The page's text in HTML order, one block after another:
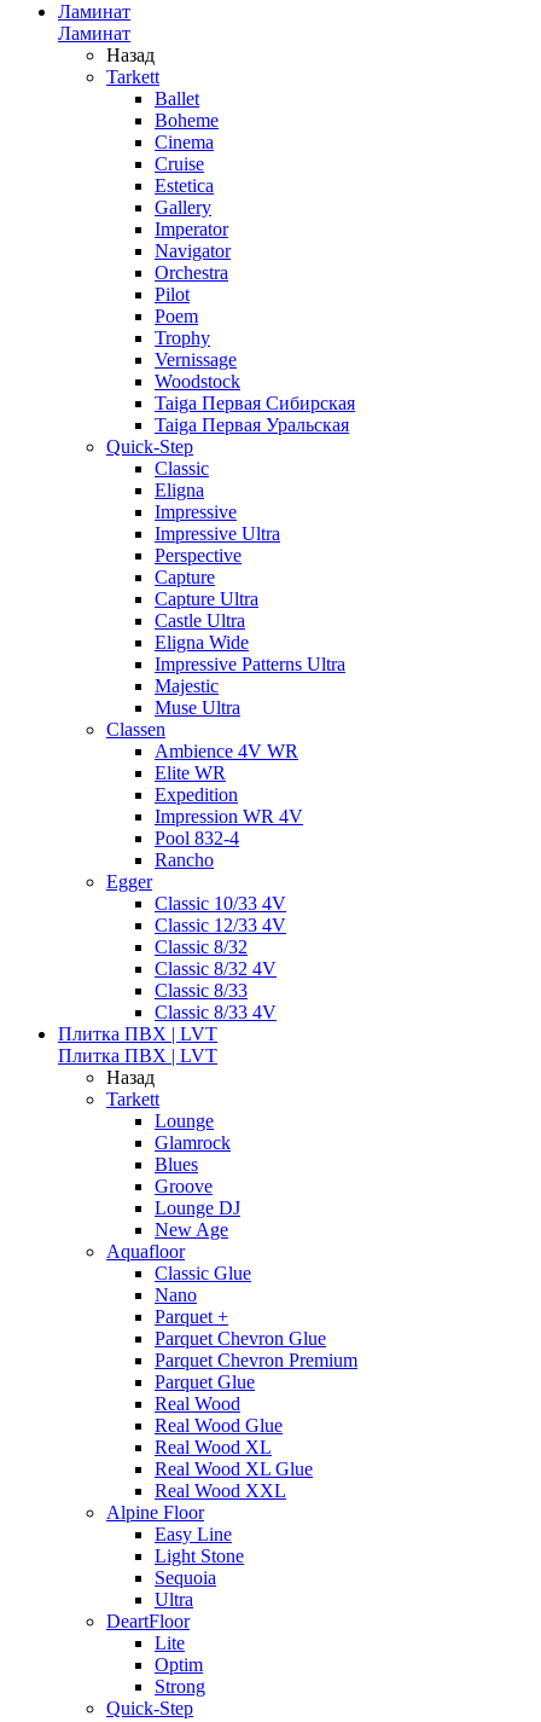
Ламинат
Ламинат
Назад
Tarkett
Ballet
Boheme
Cinema
Cruise
Estetica
Gallery
Imperator
Navigator
Orchestra
Pilot
Poem
Trophy
Vernissage
Woodstock
Taiga Первая Сибирская
Taiga Первая Уральская
Quick-Step
Classic
Eligna
Impressive
Impressive Ultra
Perspective
Capture
Capture Ultra
Castle Ultra
Eligna Wide
Impressive Patterns Ultra
Majestic
Muse Ultra
Classen
Ambience 4V WR
Elite WR
Expedition
Impression WR 4V
Pool 832-4
Rancho
Egger
Classic 10/33 4V
Classic 12/33 4V
Classic 8/32
Classic 8/32 4V
Classic 8/33
Classic 8/33 4V
Плитка ПВХ | LVT
Плитка ПВХ | LVT
Назад
Tarkett
Lounge
Glamrock
Blues
Groove
Lounge DJ
New Age
Aquafloor
Classic Glue
Nano
Parquet +
Parquet Chevron Glue
Parquet Chevron Premium
Parquet Glue
Real Wood
Real Wood Glue
Real Wood XL
Real Wood XL Glue
Real Wood XXL
Alpine Floor
Easy Line
Light Stone
Sequoia
Ultra
DeartFloor
Lite
Optim
Strong
Quick-Step